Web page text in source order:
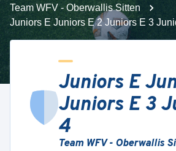
Team WFV - Oberwallis Sitten
Juniors E Juniors E 2 Juniors E 3
Juniors E
Juniors E 3
4
Team WFV - Oberwallis